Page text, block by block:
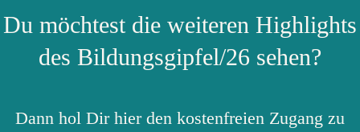
Du möchtest die weiteren Highlights
des Bildungsgipfel/26 sehen?
Dann hol Dir hier den kostenfreien Zugang zu